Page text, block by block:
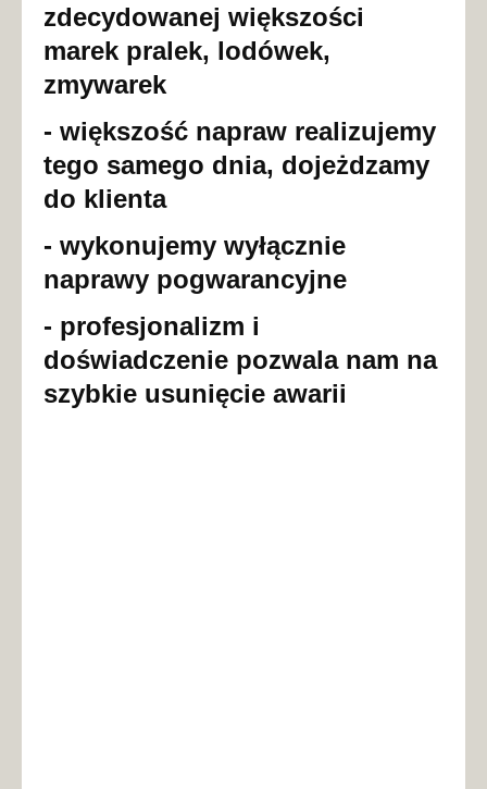
zdecydowanej większości
marek pralek, lodówek,
zmywarek
- większość napraw realizujemy
tego samego dnia, dojeżdzamy
do klienta
- wykonujemy wyłącznie
naprawy pogwarancyjne
- profesjonalizm i
doświadczenie pozwala nam na
szybkie usunięcie awarii